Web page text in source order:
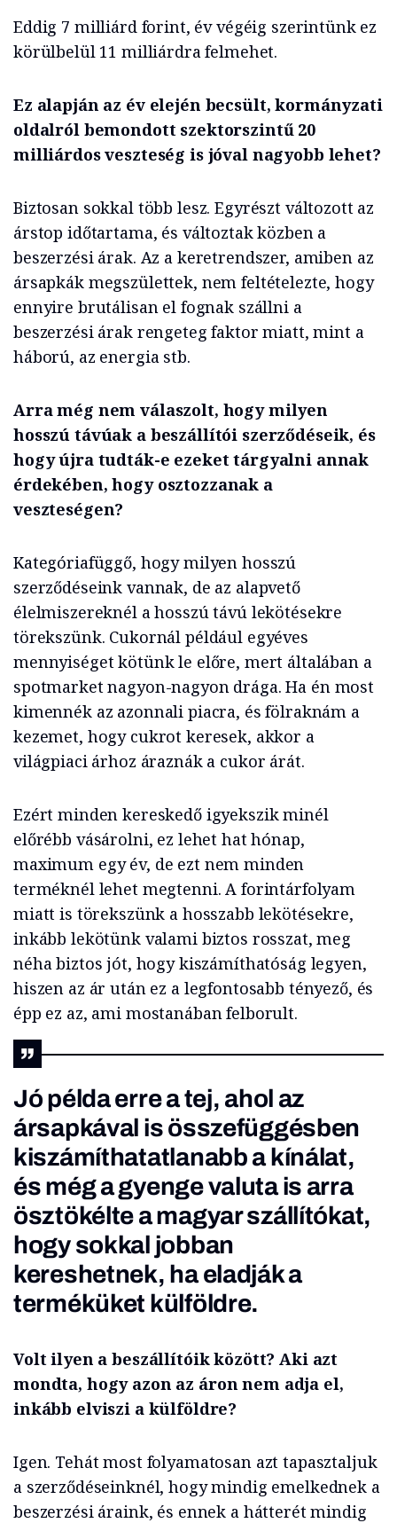
Eddig 7 milliárd forint, év végéig szerintünk ez
körülbelül 11 milliárdra felmehet.
Ez alapján az év elején becsült, kormányzati
oldalról bemondott szektorszintű 20
milliárdos veszteség is jóval nagyobb lehet?
Biztosan sokkal több lesz. Egyrészt változott az
árstop időtartama, és változtak közben a
beszerzési árak. Az a keretrendszer, amiben az
ársapkák megszülettek, nem feltételezte, hogy
ennyire brutálisan el fognak szállni a
beszerzési árak rengeteg faktor miatt, mint a
háború, az energia stb.
Arra még nem válaszolt, hogy milyen
hosszú távúak a beszállítói szerződéseik, és
hogy újra tudták-e ezeket tárgyalni annak
érdekében, hogy osztozzanak a
veszteségen?
Kategóriafüggő, hogy milyen hosszú
szerződéseink vannak, de az alapvető
élelmiszereknél a hosszú távú lekötésekre
törekszünk. Cukornál például egyéves
mennyiséget kötünk le előre, mert általában a
spotmarket nagyon-nagyon drága. Ha én most
kimennék az azonnali piacra, és fölraknám a
kezemet, hogy cukrot keresek, akkor a
világpiaci árhoz áraznák a cukor árát.
Ezért minden kereskedő igyekszik minél
előrébb vásárolni, ez lehet hat hónap,
maximum egy év, de ezt nem minden
terméknél lehet megtenni. A forintárfolyam
miatt is törekszünk a hosszabb lekötésekre,
inkább lekötünk valami biztos rosszat, meg
néha biztos jót, hogy kiszámíthatóság legyen,
hiszen az ár után ez a legfontosabb tényező, és
épp ez az, ami mostanában felborult.
Jó példa erre a tej, ahol az
ársapkával is összefüggésben
kiszámíthatatlanabb a kínálat,
és még a gyenge valuta is arra
ösztökélte a magyar szállítókat,
hogy sokkal jobban
kereshetnek, ha eladják a
terméküket külföldre.
Volt ilyen a beszállítóik között? Aki azt
mondta, hogy azon az áron nem adja el,
inkább elviszi a külföldre?
Igen. Tehát most folyamatosan azt tapasztaljuk
a szerződéseinknél, hogy mindig emelkednek a
beszerzési áraink, és ennek a hátterét mindig